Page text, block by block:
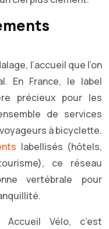
l’accueil que l’on
En France, le label
précieux pour les
de services
à bicyclette.
labellisés (hôtels,
ce réseau
vertébrale pour
Vélo, c’est